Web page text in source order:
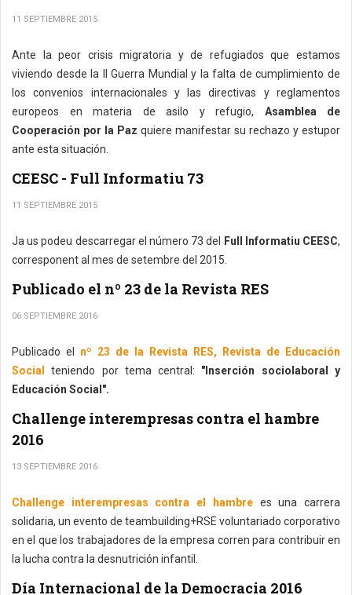
11 SEPTIEMBRE 2015
Ante la peor crisis migratoria y de refugiados que estamos
viviendo desde la II Guerra Mundial y la falta de cumplimiento de
los convenios internacionales y las directivas y reglamentos
europeos en materia de asilo y refugio, Asamblea de
Cooperación por la Paz quiere manifestar su rechazo y estupor
ante esta situación.
CEESC - Full Informatiu 73
11 SEPTIEMBRE 2015
Ja us podeu descarregar el número 73 del Full Informatiu CEESC,
corresponent al mes de setembre del 2015.
Publicado el nº 23 de la Revista RES
06 SEPTIEMBRE 2016
Publicado el nº 23 de la Revista RES, Revista de Educación
Socialteniendo por tema central: "Inserción sociolaboral y
Educación Social".
Challenge interempresas contra el hambre
2016
13 SEPTIEMBRE 2016
Challenge interempresas contra el hambrees una carrera
solidaria, un evento de teambuilding+RSE voluntariado corporativo
en el que los trabajadores de la empresa corren para contribuir en
la lucha contra la desnutrición infantil.
Día Internacional de la Democracia 2016